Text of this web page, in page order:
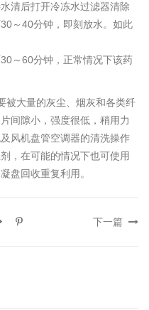
清后打开冷冻水过滤器清除
～40分钟，即刻放水。如此
～60分钟，正常情况下该药
被大量的灰尘、烟灰和各类纤
间隙小，强度很低，稍用力
风机盘管空调器的清洗操作
，在可能的情况下也可使用
盘回收重复利用。
下一篇